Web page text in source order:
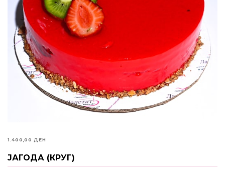
1.400,00 ДЕН
ИЗБЕРИ ОПЦИИ
ЈАГОДА (КРУГ)